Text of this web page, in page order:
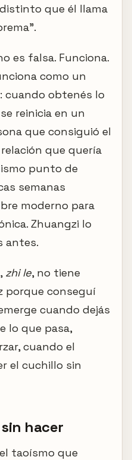
que él llama
es falsa. Funciona.
como un
cuando obtenés lo
reinicia en un
que consiguió el
que quería
punto de
semanas
moderno para
Zhuangzi lo
antes.
zhi le, no tiene
porque conseguí
cuando dejás
lo que pasa,
cuando el
el cuchillo sin
hacer
taoísmo que